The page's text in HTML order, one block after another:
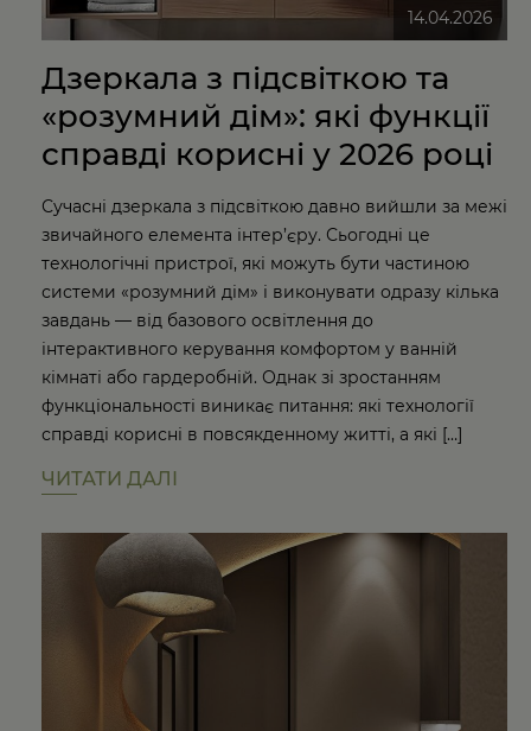
14.04.2026
Дзеркала з підсвіткою та
«розумний дім»: які функції
справді корисні у 2026 році
Сучасні дзеркала з підсвіткою давно вийшли за межі
звичайного елемента інтер’єру. Сьогодні це
технологічні пристрої, які можуть бути частиною
системи «розумний дім» і виконувати одразу кілька
завдань — від базового освітлення до
інтерактивного керування комфортом у ванній
кімнаті або гардеробній. Однак зі зростанням
функціональності виникає питання: які технології
справді корисні в повсякденному житті, а які […]
ЧИТАТИ ДАЛІ